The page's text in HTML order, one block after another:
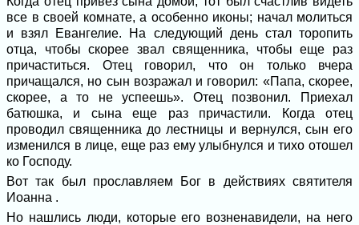
все в своей комнате, а особенно иконы; начал молиться
и взял Евангелие. На следующий день стал торопить
отца, чтобы скорее звал священника, чтобы еще раз
причаститься. Отец говорил, что он только вчера
причащался, но сын возражал и говорил: «Папа, скорее,
скорее, а то не успеешь». Отец позвонил. Приехал
батюшка, и сына еще раз причастили. Когда отец
проводил священника до лестницы и вернулся, сын его
изменился в лице, еще раз ему улыбнулся и тихо отошел
ко Господу.
Вот так был прославляем Бог в действиях святителя
Иоанна .
Но нашлись люди, которые его возненавидели, на него